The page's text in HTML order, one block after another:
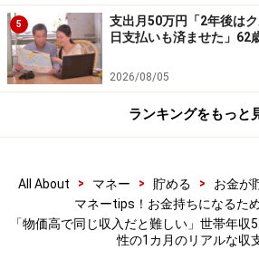
5
支出月50万円「2年後は
日支払いも済ませた」62
2026/08/05
ランキングをもっと
All About > マネー > 貯める > お金が
マネーtips！お金持ちになるた
「物価高で同じ収入だと難しい」世帯年
性の1カ月のリアルな収